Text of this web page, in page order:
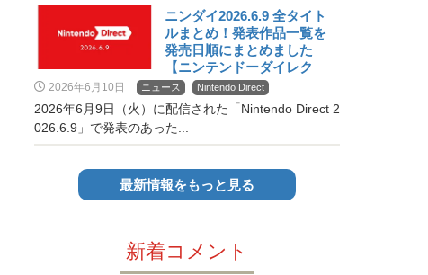
ニンダイ2026.6.9 全タイト
ルまとめ！発表作品一覧を
発売日順にまとめました
【ニンテンドーダイレク
ト】
2026年6月10日 ニュース Nintendo Direct
2026年6月9日（火）に配信された「Nintendo Direct 2
026.6.9」で発表のあった...
最新情報をもっと見る
新着コメント